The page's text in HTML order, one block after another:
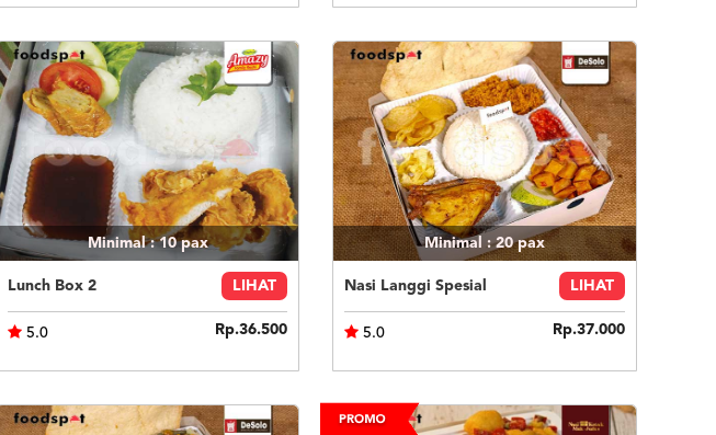
Minimal : 10pax
Lunch Box 2 LIHAT
5.0 Rp.36.500
Minimal : 20pax
Nasi Langgi Spesial LIHAT
5.0 Rp.37.000